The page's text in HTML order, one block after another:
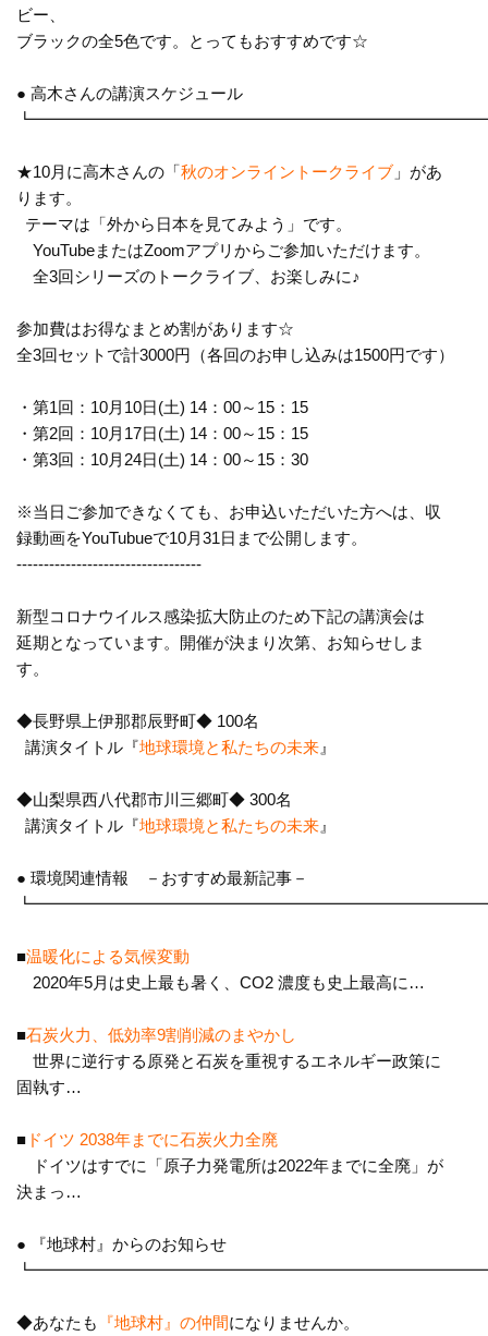
ビー、
ブラックの全5色です。とってもおすすめです☆
● 高木さんの講演スケジュール
★10月に高木さんの「秋のオンライントークライブ 」があ
ります。
テーマは「外から日本を見てみよう」です。
YouTubeまたはZoomアプリからご参加いただけます。
全3回シリーズのトークライブ、お楽しみに♪
参加費はお得なまとめ割があります☆
全3回セットで計3000円（各回のお申し込みは1500円です）
・第1回：10月10日(土) 14：00～15：15
・第2回：10月17日(土) 14：00～15：15
・第3回：10月24日(土) 14：00～15：30
※当日ご参加できなくても、お申込いただいた方へは、収
録動画をYouTubueで10月31日まで公開します。
----------------------------------
新型コロナウイルス感染拡大防止のため下記の講演会は
延期となっています。開催が決まり次第、お知らせしま
す。
◆長野県上伊那郡辰野町◆ 100名
講演タイトル『地球環境と私たちの未来 』
◆山梨県西八代郡市川三郷町◆ 300名
講演タイトル『地球環境と私たちの未来 』
● 環境関連情報 －おすすめ最新記事－
■温暖化による気候変動
2020年5月は史上最も暑く、CO2 濃度も史上最高に…
■石炭火力、低効率9割削減のまやかし
世界に逆行する原発と石炭を重視するエネルギー政策に
固執す…
■ ドイツ 2038年までに石炭火力全廃
ドイツはすでに「原子力発電所は2022年までに全廃」が
決まっ …
● 『地球村』からのお知らせ
◆あなたも 『地球村』の仲間になりませんか。